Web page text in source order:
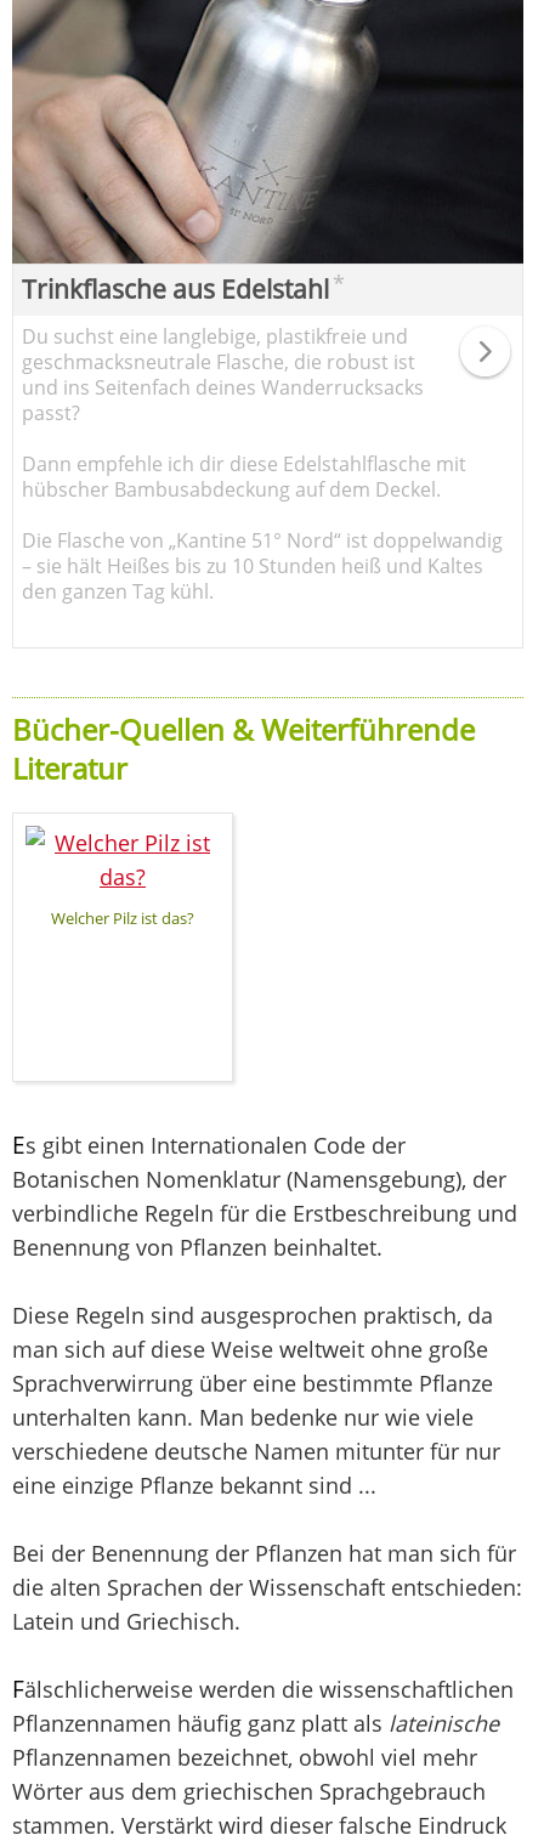
Trinkflasche aus Edelstahl*
Du suchst eine langlebige, plastikfreie und
geschmacksneutrale Flasche, die robust ist
und ins Seitenfach deines Wanderrucksacks
passt?
Dann empfehle ich dir diese Edelstahlflasche mit
hübscher Bambusabdeckung auf dem Deckel.
Die Flasche von „Kantine 51° Nord“ ist doppelwandig
– sie hält Heißes bis zu 10 Stunden heiß und Kaltes
den ganzen Tag kühl.
Bücher-Quellen & Weiterführende
Literatur
Welcher Pilz ist das?
Es gibt einen Internationalen Code der
Botanischen Nomenklatur (Namensgebung), der
verbindliche Regeln für die Erstbeschreibung und
Benennung von Pflanzen beinhaltet.
Diese Regeln sind ausgesprochen praktisch, da
man sich auf diese Weise weltweit ohne große
Sprachverwirrung über eine bestimmte Pflanze
unterhalten kann. Man bedenke nur wie viele
verschiedene deutsche Namen mitunter für nur
eine einzige Pflanze bekannt sind ...
Bei der Benennung der Pflanzen hat man sich für
die alten Sprachen der Wissenschaft entschieden:
Latein und Griechisch.
Fälschlicherweise werden die wissenschaftlichen
Pflanzennamen häufig ganz platt als lateinische
Pflanzennamen bezeichnet, obwohl viel mehr
Wörter aus dem griechischen Sprachgebrauch
stammen. Verstärkt wird dieser falsche Eindruck